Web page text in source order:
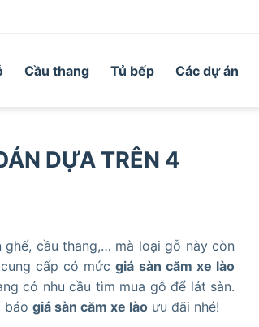
Cầu thang Tủ bếp Các dự án
DỰA TRÊN 4
cầu thang,… mà loại gỗ này còn
cung cấp có mứcgiá sàn căm xe lào
có nhu cầu tìm mua gỗ để lát sàn.
báo giá sàn căm xe lào ưu đãi nhé!